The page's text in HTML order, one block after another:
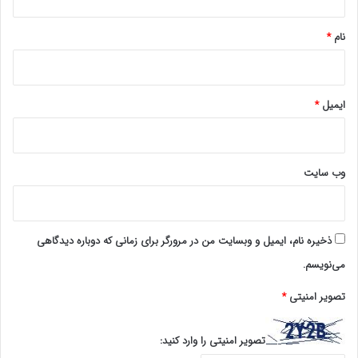
برخی می‌گویند اعتبارات محدود است.
> آن‌جا که انگیزه باشد، قوانین اصلاح می‌شود.
> آن‌جا که انسانیت باشد، اعتبارات تأمین می‌شود.
حقوقش کی واریز می‌شود**، این مشکل **فنی نیست؛ مشکل
نام*
ایمیل*
وب‌ سایت
ذخیره نام، ایمیل و وبسایت من در مرورگر برای زمانی که دوباره دیدگاهی
می‌نویسم.
تصویر امنیتی*
تصویر امنیتی را وارد کنید: